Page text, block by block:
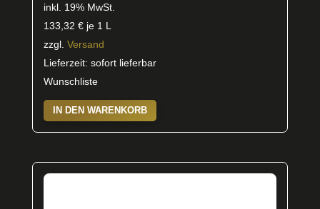
inkl. 19% MwSt.
133,32 €je 1 L
zzgl. Versand
Lieferzeit: sofort lieferbar
Wunschliste
IN DEN WARENKORB